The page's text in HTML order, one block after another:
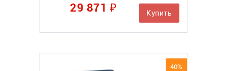
29 871 ₽ Купить
40%